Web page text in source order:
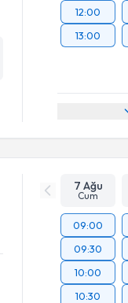
12:00
13:00
7 Ağu
Cum
09:00
09:30
10:00
10:30